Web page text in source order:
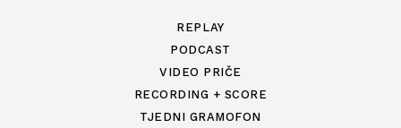
REPLAY
PODCAST
VIDEO PRIČE
RECORDING + SCORE
TJEDNI GRAMOFON